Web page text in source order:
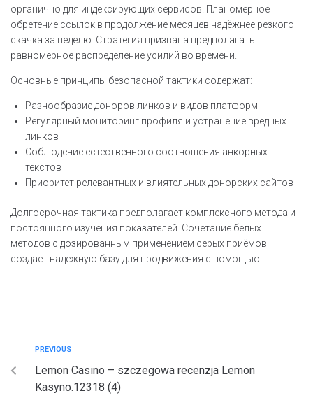
органично для индексирующих сервисов. Планомерное
обретение ссылок в продолжение месяцев надёжнее резкого
скачка за неделю. Стратегия призвана предполагать
равномерное распределение усилий во времени.
Основные принципы безопасной тактики содержат:
Разнообразие доноров линков и видов платформ
Регулярный мониторинг профиля и устранение вредных
линков
Соблюдение естественного соотношения анкорных
текстов
Приоритет релевантных и влиятельных донорских сайтов
Долгосрочная тактика предполагает комплексного метода и
постоянного изучения показателей. Сочетание белых
методов с дозированным применением серых приёмов
создаёт надёжную базу для продвижения с помощью.
PREVIOUS
Lemon Casino – szczegowa recenzja Lemon
Kasyno.12318 (4)